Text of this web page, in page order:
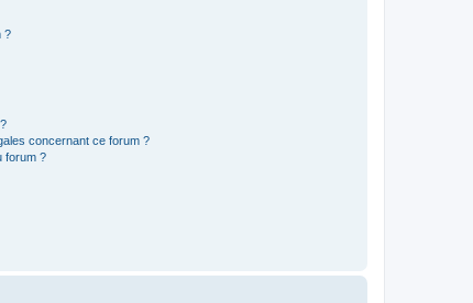
?
concernant ce forum ?
forum ?